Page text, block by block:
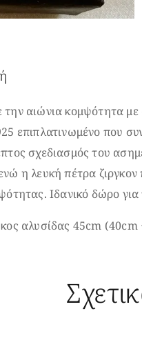
αιώνια κομψότητα
επιπλατινωμένο που
σχεδιασμός του
η λευκή πέτρα ζιργκον
Ιδανικό δώρο
αλυσίδας 45cm